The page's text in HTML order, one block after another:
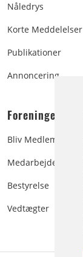
Nåledrys
Korte Meddelelser
Publikationer
Annoncering
Foreningen:
Bliv Medlem
Medarbejdere
Bestyrelse
Vedtægter